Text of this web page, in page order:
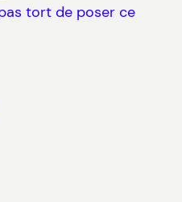
tort de poser ce